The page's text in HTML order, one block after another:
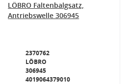
LÖBRO Faltenbalgsatz,
Antriebswelle 306945
2370762
LÖBRO
306945
4019064379010